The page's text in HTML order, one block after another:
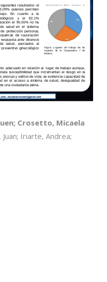
Crosetto, Micaela
Iriarte, Andrea;